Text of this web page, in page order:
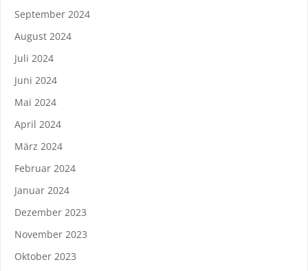
September 2024
August 2024
Juli 2024
Juni 2024
Mai 2024
April 2024
März 2024
Februar 2024
Januar 2024
Dezember 2023
November 2023
Oktober 2023